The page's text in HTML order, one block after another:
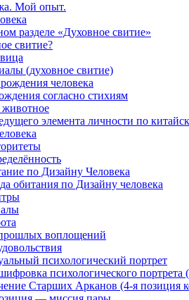
Мой опыт.
разделе «Духовное свитие»
свитие?
(духовное свитие)
человека
согласно стихиям
животное
элемента личности по
по Дизайну Человека
обитания по Дизайну человека
воплощений
психологический портрет
психологического
Старших Арканов (4-я